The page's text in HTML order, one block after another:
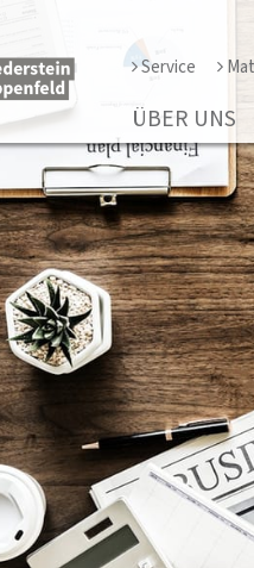
Service
ÜBER UNS